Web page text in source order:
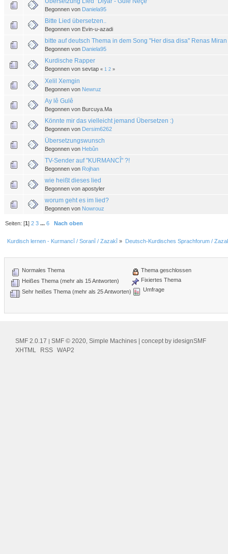
Begonnen von Daniela95
Bitte Lied übersetzen..
Begonnen von Evin-u-azadi
bitte auf deutsch Thema in dem Song "Her disa disa" Renas Miran
Begonnen von Daniela95
Kurdische Rapper
Begonnen von sevtap « 1 2 »
Xelil Xemgin
Begonnen von Newruz
Ay lê Gulê
Begonnen von Burcuya.Ma
Könnte mir das vielleicht jemand Übersetzen :)
Begonnen von Dersim6262
Übersetzungswunsch
Begonnen von Hebûn
TV-Sender auf "KURMANCÎ" ?!
Begonnen von Rojhan
wie heißt dieses lied
Begonnen von apostyler
worum geht es im lied?
Begonnen von Nowrouz
Seiten: [1]2 3 ...6 Nach oben
Kurdisch lernen - Kurmancî / Soranî / Zazakî » Deutsch-Kurdisches Sprachforum /
Normales Thema
Heißes Thema (mehr als 15 Antworten)
Sehr heißes Thema (mehr als 25 Antworten)
Thema geschlossen
Fixiertes Thema
Umfrage
SMF 2.0.17 | SMF © 2020 Simple Machines | concept by idesignSMF
XHTML
RSS WAP2